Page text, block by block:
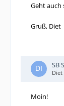
Geht auch
Gruß, Diet
SB
Diet
Moin!